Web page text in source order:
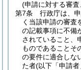
(申請に対する審査
第7条
行政庁は、
く当該申請の審査
の記載事項に不備
されていること、
ものであることそ
の要件に適合しな
た者(以下「申請